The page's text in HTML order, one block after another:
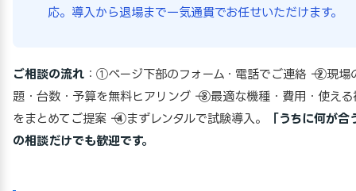
応。導入から退場まで一気通貫でお任せいただけます。
ご相談の流れ ：①ページ下部のフォーム・電話でご連絡 → ②現場
題・台数・予算を無料ヒアリング → ③最適な機種・費用・使える
をまとめてご提案 → ④まずレンタルで試験導入。
「うちに何が合
の相談だけでも歓迎です。